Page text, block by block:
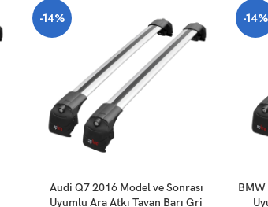
-14%
SEPETE EKLE
Audi Q7 2016 Model ve Sonrası
Uyumlu Ara Atkı Tavan Barı Gri
-14%
BMW